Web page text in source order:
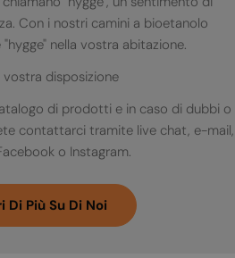
Con i nostri camini a bioetanolo
nella vostra abitazione.
vostra disposizione
di prodotti e in caso di dubbi o
contattarci tramite live chat, e-mail,
o Instagram.
Di Più Su Di Noi